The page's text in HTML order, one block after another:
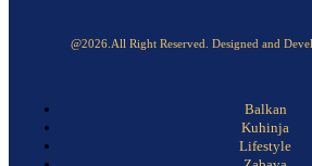
@2026.All Right Reserved. Designed and
Balkan
Kuhinja
Lifestyle